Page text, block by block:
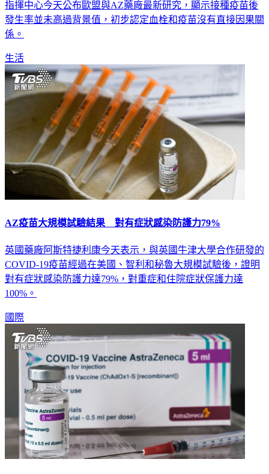
指揮中心今天公布歐盟與AZ藥廠最新研究，顯示接種疫苗後
發生率並未高過背景值，初步認定血栓和疫苗沒有直接因果關
係。
生活
AZ疫苗大規模試驗結果 對有症狀感染防護力79%
英國藥廠阿斯特捷利康今天表示，與英國牛津大學合作研發的
COVID-19疫苗經過在美國、智利和秘魯大規模試驗後，證明
對有症狀感染防護力達79%，對重症和住院症狀保護力達
100%。
國際